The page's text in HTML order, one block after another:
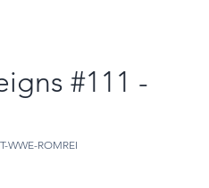
#111 -
WWE-ROMREI